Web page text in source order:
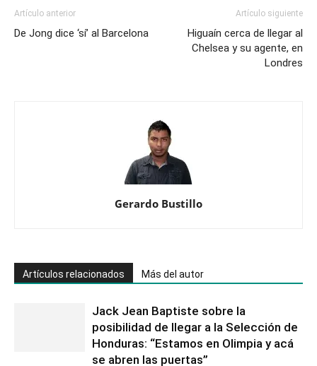
Artículo anterior
De Jong dice ‘sí’ al Barcelona
Artículo siguiente
Higuaín cerca de llegar al
Chelsea y su agente, en
Londres
Gerardo Bustillo
Artículos relacionados Más del autor
Jack Jean Baptiste sobre la
posibilidad de llegar a la Selección de
Honduras: “Estamos en Olimpia y acá
se abren las puertas”